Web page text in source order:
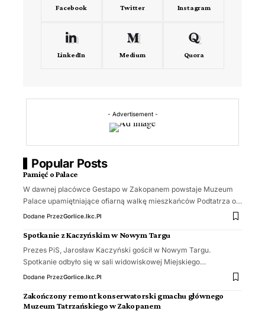
Facebook Twitter Instagram
LinkedIn Medium Quora
- Advertisement -
Popular Posts
Pamięć o Palace
W dawnej placówce Gestapo w Zakopanem powstaje Muzeum
Palace upamiętniające ofiarną walkę mieszkańców Podtatrza o…
Dodane PrzezGorlice.ikc.pl
Spotkanie z Kaczyńskim w Nowym Targu
Prezes PiS, Jarosław Kaczyński gościł w Nowym Targu.
Spotkanie odbyło się w sali widowiskowej Miejskiego…
Dodane PrzezGorlice.ikc.pl
Zakończony remont konserwatorski gmachu głównego
Muzeum Tatrzańskiego w Zakopanem